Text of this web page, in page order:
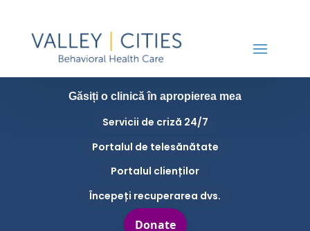
Găsiți o clinică în apropierea mea
Servicii de criză 24/7
Portalul de telesănătate
Portalul clienților
Începeți recuperarea dvs.